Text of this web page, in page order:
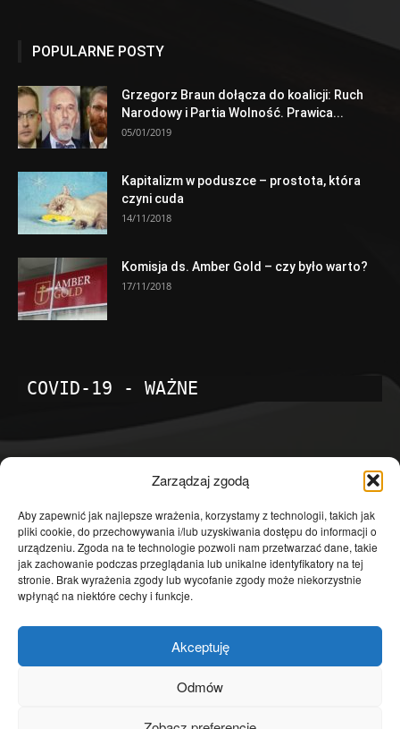
Zarządzaj zgodą
Aby zapewnić jak najlepsze wrażenia, korzystamy z technologii, takich jak
pliki cookie, do przechowywania i/lub uzyskiwania dostępu do informacji o
urządzeniu. Zgoda na te technologie pozwoli nam przetwarzać dane, takie
jak zachowanie podczas przeglądania lub unikalne identyfikatory na tej
stronie. Brak wyrażenia zgody lub wycofanie zgody może niekorzystnie
wpłynąć na niektóre cechy i funkcje.
Akceptuję
Odmów
POPULARNE POSTY
Grzegorz Braun dołącza do koalicji: Ruch
Narodowy i Partia Wolność. Prawica...
05/01/2019
Kapitalizm w poduszce – prostota, która
czyni cuda
14/11/2018
Komisja ds. Amber Gold – czy było warto?
17/11/2018
COVID-19 - WAŻNE
Temat dnia
4601
Publicystyka
4363
Polityka
3639
Polska
Społeczeństwo
2823